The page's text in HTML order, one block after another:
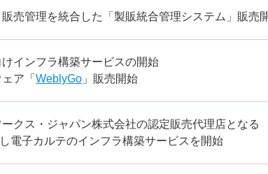
売管理を統合した「製販統合管理システム」販売
けインフラ構築サービスの開始
ア「 WeblyGo 」販売開始
クス・ジャパン株式会社の認定販売代理店となる
電⼦カルテのインフラ構築サービスを開始